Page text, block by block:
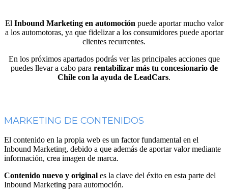
El Inbound Marketing en automoción puede aportar mucho valor
a los automotoras, ya que fidelizar a los consumidores puede aportar
clientes recurrentes.
En los próximos apartados podrás ver las principales acciones que
puedes llevar a cabo para rentabilizar más tu concesionario de
Chile con la ayuda de LeadCars.
MARKETING DE CONTENIDOS
El contenido en la propia web es un factor fundamental en el
Inbound Marketing, debido a que además de aportar valor mediante
información, crea imagen de marca.
Contenido nuevo y original es la clave del éxito en esta parte del
Inbound Marketing para automoción.